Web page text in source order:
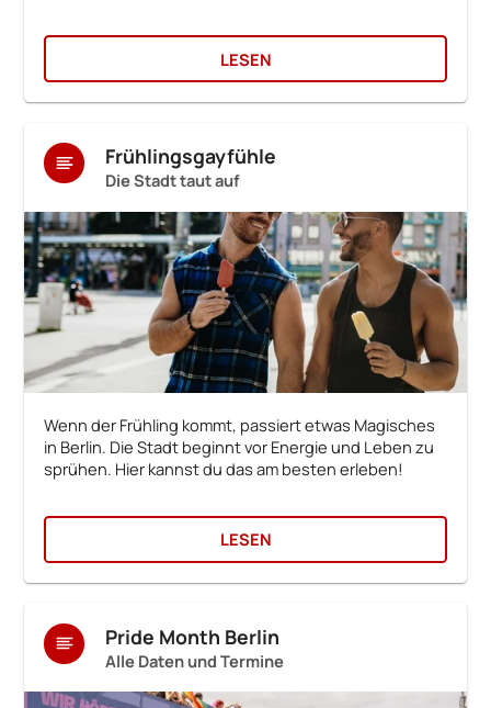
LESEN
Frühlingsgayfühle
Die Stadt taut auf
Wenn der Frühling kommt, passiert etwas Magisches
in Berlin. Die Stadt beginnt vor Energie und Leben zu
sprühen. Hier kannst du das am besten erleben!
LESEN
Pride Month Berlin
Alle Daten und Termine